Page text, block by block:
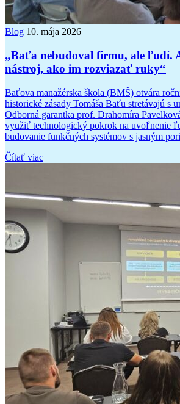
Blog 10. mája 2026
„Baťa nebudoval firmu, ale ľudí.
nástroj, ako im rozviazať ruky“
Baťova manažérska škola (BMŠ) otvára
historické zásady Tomáša Baťu stretávajú s
Odborná garantka prof. Drahomíra
využiť technologický pokrok na uvoľnenie
budovanie funkčných systémov s jasným
Čítať viac